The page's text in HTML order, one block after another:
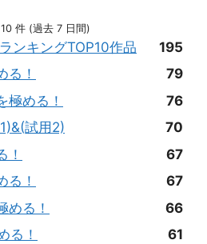
件 (過去 7 日間)
ンキングTOP10作品
195
る！
79
極める！
76
試用2)
70
！
67
る！
67
める！
66
る！
61